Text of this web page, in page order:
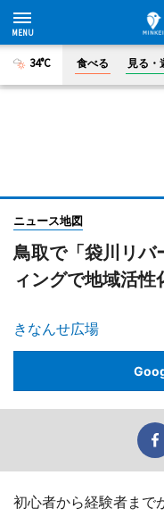
34°C 食べる 見る・
ニュース地図
鳥取で「袋川リ
ィングで地域活性
きなんせ広場
初心者から経験者まで